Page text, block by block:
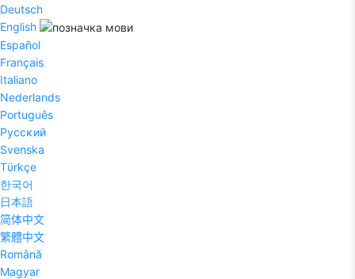
Deutsch
English
Español
Français
Italiano
Nederlands
Português
Pyccĸий
Svenska
Tϋrkçe
한국어
日本語
简体中文
繁體中文
Română
Magyar